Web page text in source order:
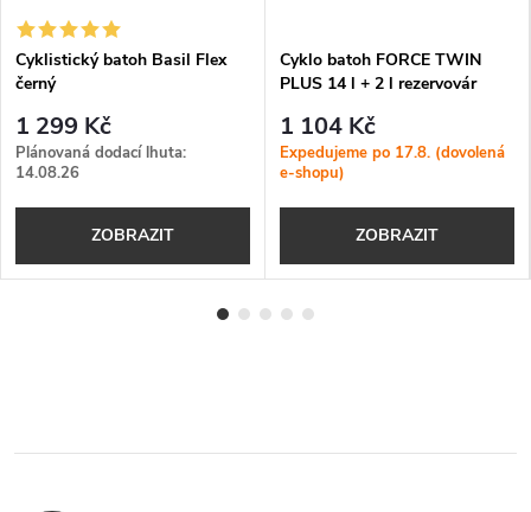
Cyklistický batoh Basil Flex
černý
1 299 Kč
Plánovaná dodací lhuta:
14.08.26
ZOBRAZIT
Cyklo batoh FORCE TWIN
PLUS 14 l + 2 l rezervovár
1 104 Kč
Expedujeme po 17.8. (dovolená
e-shopu)
ZOBRAZIT